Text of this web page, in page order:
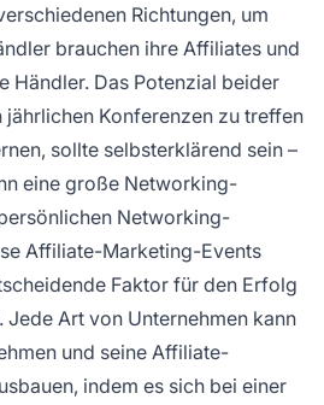
Richtungen, um
brauchen ihre Affiliates und
Händler. Das Potenzial beider
jährlichen Konferenzen zu treffen
sollte selbsterklärend sein –
eine große Networking-
Networking-
Affiliate-Marketing-Events
Faktor für den Erfolg
Jede Art von Unternehmen kann
und seine Affiliate-
indem es sich bei einer